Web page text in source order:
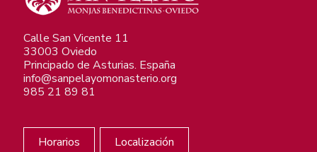
Calle San Vicente 11
33003 Oviedo
Principado de Asturias. España
info@sanpelayomonasterio.org
985 21 89 81
Horarios Localización